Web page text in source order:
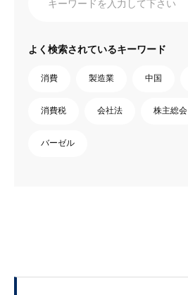
よく検索されているキーワード
消費 製造業 中国
消費税 会社法 株主総会
バーゼル